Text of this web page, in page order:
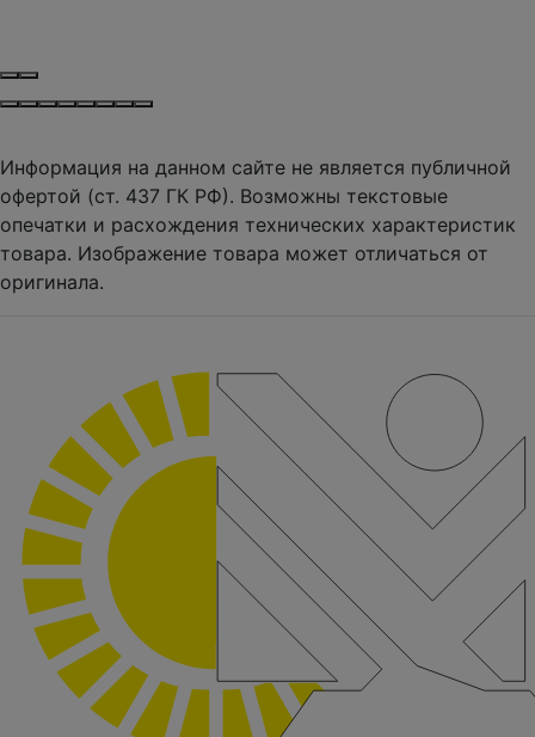
Информация на данном сайте не является публичной
офертой (ст. 437 ГК РФ). Возможны текстовые
опечатки и расхождения технических характеристик
товара. Изображение товара может отличаться от
оригинала.